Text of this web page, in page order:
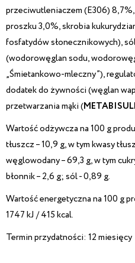
przeciwutleniaczem (E306)
proszku 3,0%, skrobia
fosfatydów słonecznikowych),
(wodorowęglan sodu,
„Śmietankowo-mleczny”),
dodatek do żywności (węglan
przetwarzania mąki (
Wartość odżywcza na 100 g
tłuszcz – 10,9 g, w tym kwasy
węglowodany – 69,3 g, w tym
błonnik – 2,6 g; sól - 0,89 g.
Wartość energetyczna na 100 g
1747 kJ / 415 kcal.
Termin przydatności: 12 miesięcy